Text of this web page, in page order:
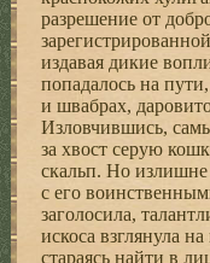
разрешение от
издавая дикие
попадалось на
и швабрах,
Изловчившись,
за хвост серую
скальп. Но излишне
с его
заголосила,
искоса взглянула
стараясь найти в